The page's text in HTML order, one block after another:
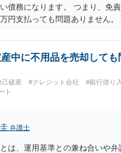
債務になります。 つまり、免
円支払っても問題ありません。
中に不用品を売却しても
己破産 #クレジット会社 #銀行借り
ト
弁護士
は、運用基準との兼ね合いや